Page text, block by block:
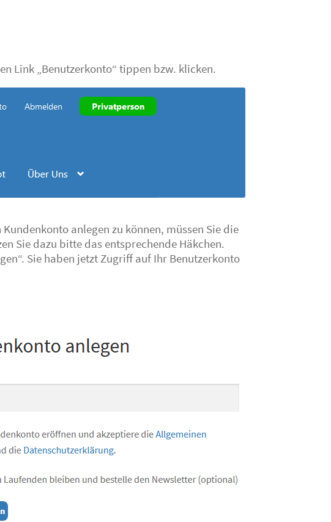
Link „Benutzerkonto“ tippen bzw. klicken.
anlegen zu können, müssen Sie die
Sie dazu bitte das entsprechende Häkchen.
Sie haben jetzt Zugriff auf Ihr Benutzerkonto